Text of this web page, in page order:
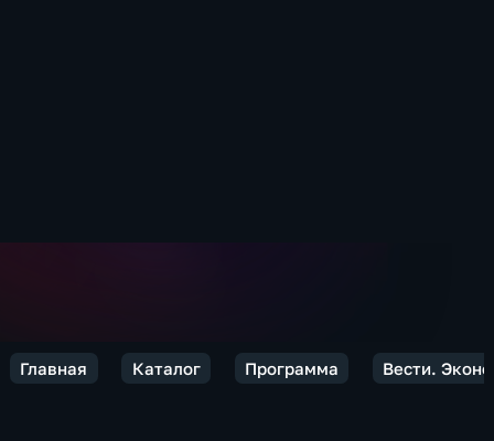
Главная Каталог Программа Вести.